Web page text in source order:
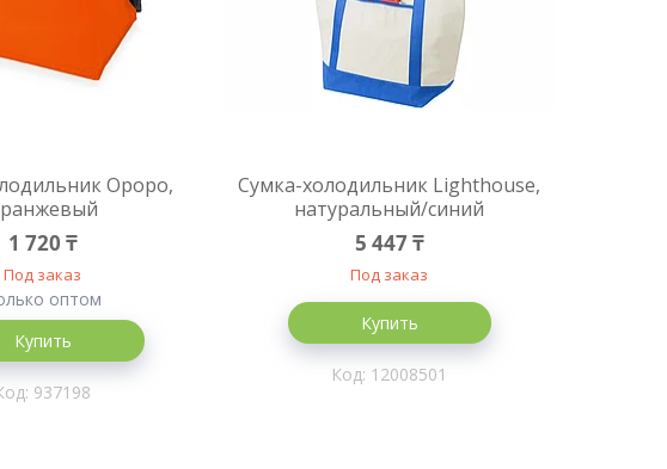
Ороро,
1 720 ₸
Под заказ
оптом
Купить
937198
Сумка-холодильник Lighthouse,
натуральный/синий
5 447 ₸
Под заказ
Купить
12008501